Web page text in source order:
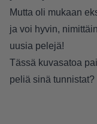
Mutta oli mukaan
ja voi hyvin,
uusia pelejä!
Tässä kuvasatoa
peliä sinä tunnistat?